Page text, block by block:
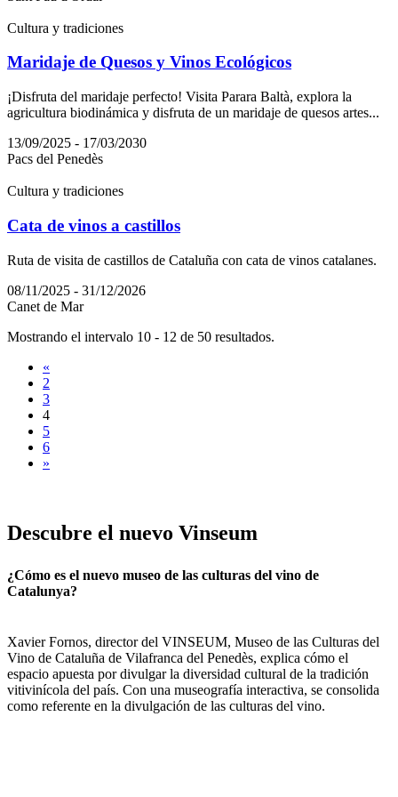
Cultura y tradiciones
Maridaje de Quesos y Vinos Ecológicos
¡Disfruta del maridaje perfecto! Visita Parara Baltà, explora la
agricultura biodinámica y disfruta de un maridaje de quesos artes...
13/09/2025 - 17/03/2030
Pacs del Penedès
Cultura y tradiciones
Cata de vinos a castillos
Ruta de visita de castillos de Cataluña con cata de vinos catalanes.
08/11/2025 - 31/12/2026
Canet de Mar
Mostrando el intervalo 10 - 12 de 50 resultados.
«
2
3
4
5
6
»
Descubre el nuevo Vinseum
¿Cómo es el nuevo museo de las culturas del vino de
Catalunya?
Xavier Fornos, director del VINSEUM, Museo de las Culturas del
Vino de Cataluña de Vilafranca del Penedès, explica cómo el
espacio apuesta por divulgar la diversidad cultural de la tradición
vitivinícola del país. Con una museografía interactiva, se consolida
como referente en la divulgación de las culturas del vino.